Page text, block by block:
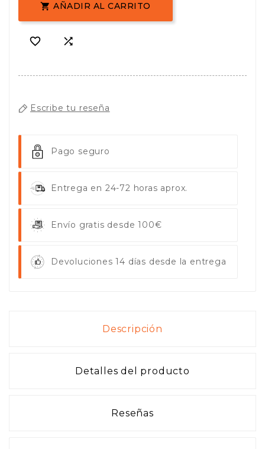
 AÑADIR AL CARRITO
 
Escribe tu reseña
Pago seguro
Entrega en 24-72 horas aprox.
Envío gratis desde 100€
Devoluciones 14 días desde la entrega
Descripción
Detalles del producto
Reseñas